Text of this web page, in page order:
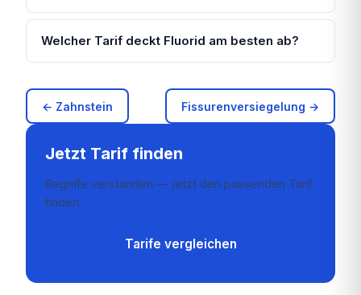
Welcher Tarif deckt Fluorid am besten ab?
← Zahnstein Fissurenversiegelung →
Jetzt Tarif finden
Begriffe verstanden — jetzt den passenden Tarif
finden.
Tarife vergleichen